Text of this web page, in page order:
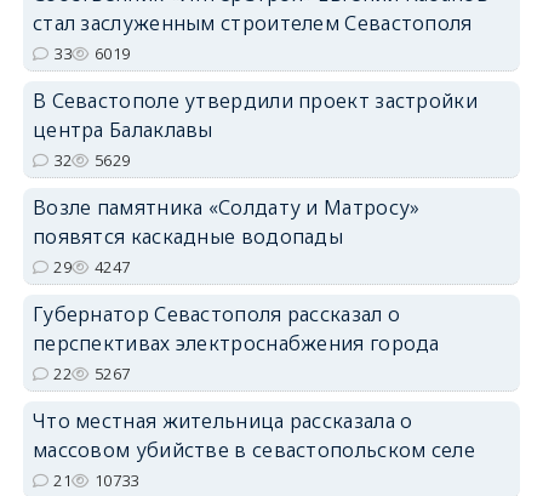
стал заслуженным строителем Севастополя
33 6019
В Севастополе утвердили проект застройки
центра Балаклавы
32 5629
Возле памятника «Солдату и Матросу»
появятся каскадные водопады
29 4247
Губернатор Севастополя рассказал о
перспективах электроснабжения города
22 5267
Что местная жительница рассказала о
массовом убийстве в севастопольском селе
21 10733